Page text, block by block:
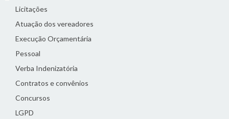
Licitações
Atuação dos vereadores
Execução Orçamentária
Pessoal
Verba Indenizatória
Contratos e convênios
Concursos
LGPD